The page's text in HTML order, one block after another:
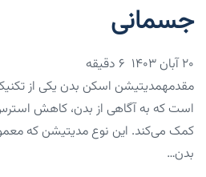
جسمانی
۲۰ آبان ۱۴۰۳
مقدمهمدیتیشن اسکن بدن یکی از
است که به آگاهی از بدن، کاهش
کمک می‌کند. این نوع مدیتیشن که
بدن…